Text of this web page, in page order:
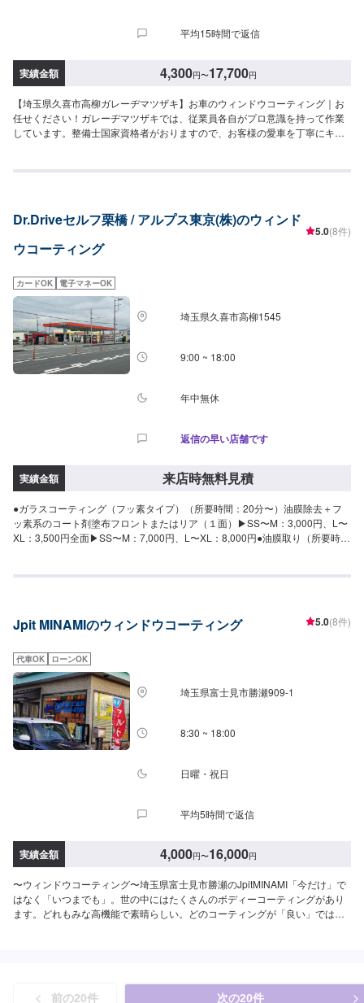
平均15時間で返信
実績金額 4,300円〜17,700円
【埼玉県久喜市高柳ガレーヂマツザキ】お車のウィンドウコーティング｜お
任せください！ガレーヂマツザキでは、従業員各自がプロ意識を持って作業
しています。整備士国家資格者がおりますので、お客様の愛車を丁寧にキレ
正式なお見積り【5】作業開始【6】納車時のお支払い<代車について>ガレー
となる場合もございますので、まずはお気軽にご相談ください。※代車の燃料
代はお客様にご負担いただいております。<定休日・営業時間>定休日：なし
営業時間：9:00~18:00クレジット・QR決済などをご希望の方は事前にお申し
Dr.Driveセルフ栗橋 / アルプス東京(株)のウィンド
ウコーティング
5.0(8件)
カードOK 電子マネーOK
埼玉県久喜市高柳1545
9:00 ~ 18:00
年中無休
返信の早い店舗です
実績金額 来店時無料見積
●ガラスコーティング（フッ素タイプ）（所要時間：20分〜）油膜除去＋フ
ッ素系のコート剤塗布フロントまたはリア（１面）▶︎SS〜M：3,000円、L〜
XL：3,500円全面▶︎SS〜M：7,000円、L〜XL：8,000円●油膜取り（所要時
Jpit MINAMIのウィンドウコーティング 5.0(8件)
代車OK ローンOK
埼玉県富士見市勝瀬909‐1
8:30 ~ 18:00
日曜・祝日
平均5時間で返信
実績金額 4,000円〜16,000円
〜ウィンドウコーティング〜埼玉県富士見市勝瀬のJpitMINAMI「今だけ」で
はなく「いつまでも」。世の中にはたくさんのボディーコーティングがあり
ます。どれもみな高機能で素晴らしい。どのコーティングが「良い」ではな
オファーにてお問い合わせ【2】お見積り【3】お見積りにご納得いただけれ
前の20件 次の20件